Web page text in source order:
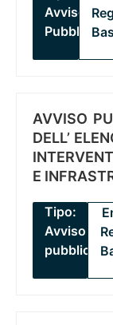
Avviso
Pubblico
AVVISO
DELL’
E
Tipo:
Avviso
pubblico